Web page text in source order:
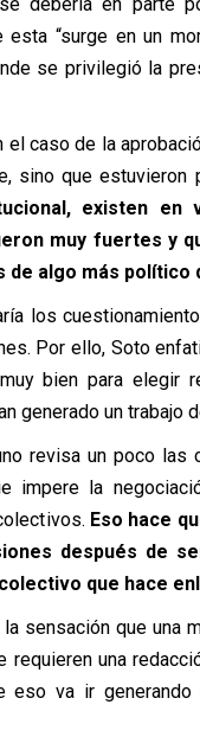
esta “surge en un
se privilegió la
el caso de la
sino que
existen
muy fuertes y
de algo más
los
Por ello, Soto
bien para elegir
generado un trabajo
revisa un poco
impere la
Eso hace
después de
colectivo que hace
sensación que
requieren una
eso va ir